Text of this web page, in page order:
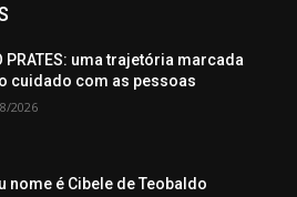
PRATES: uma trajetória marcada
cuidado com as pessoas
2026
nome é Cibele de Teobaldo